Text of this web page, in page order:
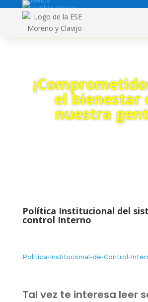
el bienestar
nuestra
Política Institucional del
control Interno
Politica-Institucional-de-Control-
Tal vez te interesa leer